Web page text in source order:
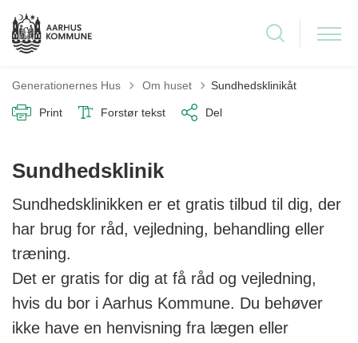
Generationernes Hus Tilbage til
Om huset Sundhedsklinikåt
Print Forstør tekst Del
Sundhedsklinik
Sundhedsklinikken er et gratis tilbud til dig, der
har brug for råd, vejledning, behandling eller
træning.
Det er gratis for dig at få råd og vejledning,
hvis du bor i Aarhus Kommune. Du behøver
ikke have en henvisning fra lægen eller